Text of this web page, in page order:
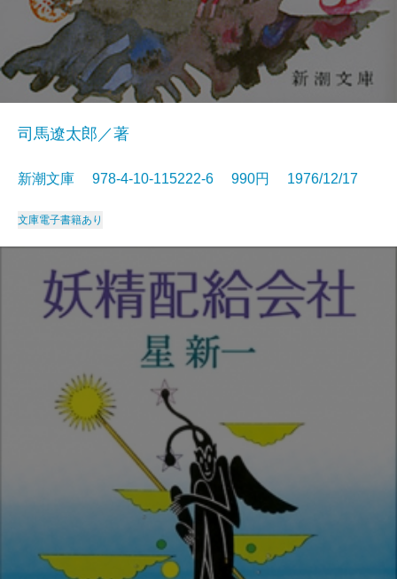
司馬遼太郎／著
新潮文庫 978-4-10-115222-6 990円 1976/12/17
文庫電子書籍あり